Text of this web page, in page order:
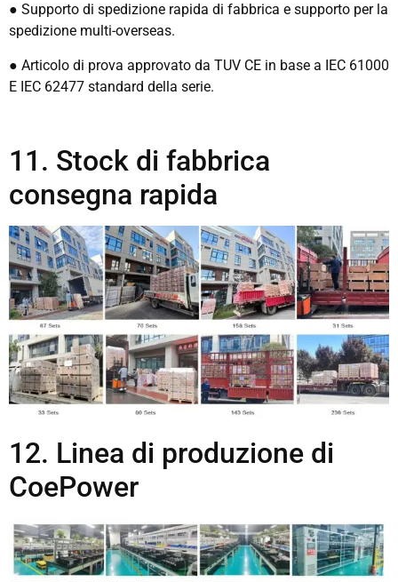
● Supporto di spedizione rapida di fabbrica e supporto per la
spedizione multi-overseas.
● Articolo di prova approvato da TUV CE in base a IEC 61000
E IEC 62477 standard della serie.
11. Stock di fabbrica
consegna rapida
12. Linea di produzione di
CoePower